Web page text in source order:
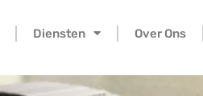
Diensten Over Ons